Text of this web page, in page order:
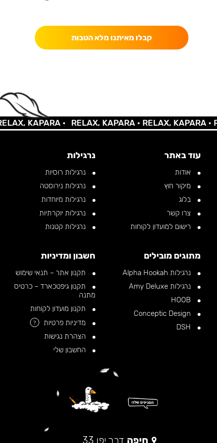
קבלו מאיתנו מלא הטבות
KAPARA • RELAX, KAPARA •RELAX, KAPARA •
עוד באתר
אודות
מיקור חוץ
בלוג
צרו קשר
רישום למועדון לקוחות
נרגילות
נרגילות רוסיות
נרגילות נירוסטה
נרגילות מיוחדות
נרגילות יוקרתיות
נרגילות קטנות
מתוגים מובילים
נרגילות Alpha Hookah
נרגילות Amy Deluxe
חשבון ומדיניות
תקנון אתר – תנאי שימוש
תקנון גיפטכארד – כרטיס
מתנה
תקנון מועדון לקוחות
מדיניות פרטיות
?
הצהרת נגישות
החשבון שלי
חיפה דרך יפו 33